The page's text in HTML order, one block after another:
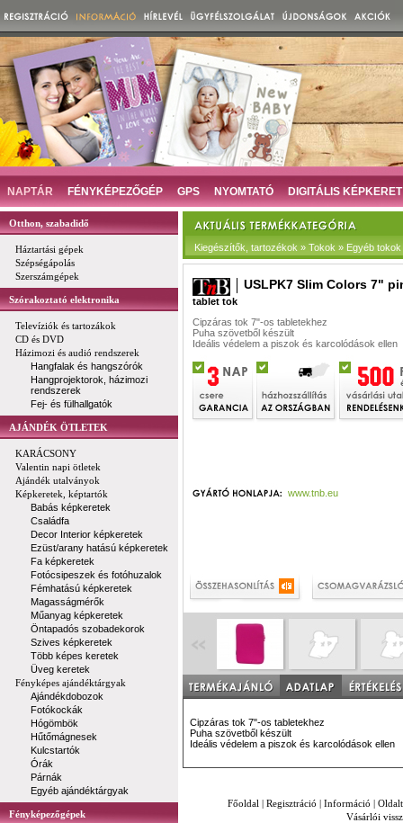
NAPTÁR FÉNYKÉPEZŐGÉP GPS NYOMTATÓ DIGITÁLIS KÉPKERET
Otthon, szabadidő
Háztartási gépek
Szépségápolás
Szerszámgépek
Szórakoztató elektronika
Televíziók és tartozákok
CD és DVD
Házimozi és audió rendszerek
Hangfalak és hangszórók
Hangprojektorok, házimozi
rendszerek
Fej- és fülhallgatók
AJÁNDÉK ÖTLETEK
KARÁCSONY
Valentin napi ötletek
Ajándék utalványok
Képkeretek, képtartók
Babás képkeretek
Családfa
Decor Interior képkeretek
Ezüst/arany hatású képkeretek
Fa képkeretek
Fotócsipeszek és fotóhuzalok
Fémhatású képkeretek
Magasságmérők
Műanyag képkeretek
Öntapadós szobadekorok
Szives képkeretek
Több képes keretek
Üveg keretek
Fényképes ajándéktárgyak
Ajándékdobozok
Fotókockák
Hógömbök
Hűtőmágnesek
Kulcstartók
Órák
Párnák
Egyéb ajándéktárgyak
Fényképezőgépek
Kiegészítők, tartozékok » Tokok » Egyéb tokok
USLPK7 Slim Colors 7"
tablet tok
Cipzáras tok 7"-os tabletekhez
Puha szövetből készült
Ideális védelem a piszok és karcolódások ellen
www.tnb.eu
Cipzáras tok 7"-os tabletekhez
Puha szövetből készült
Ideális védelem a piszok és karcolódások ellen
Főoldal | Regisztráció | Információ |
Vásárlói